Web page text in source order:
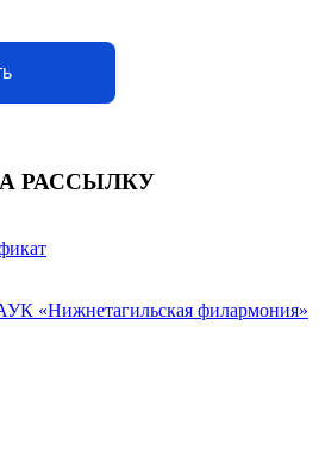
РАССЫЛКУ
«Нижнетагильская филармония»